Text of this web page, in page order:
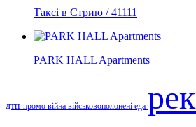
Таксі в Стрию / 41111
PARK HALL Apartments
дтп промо війна військовополонені еда рек